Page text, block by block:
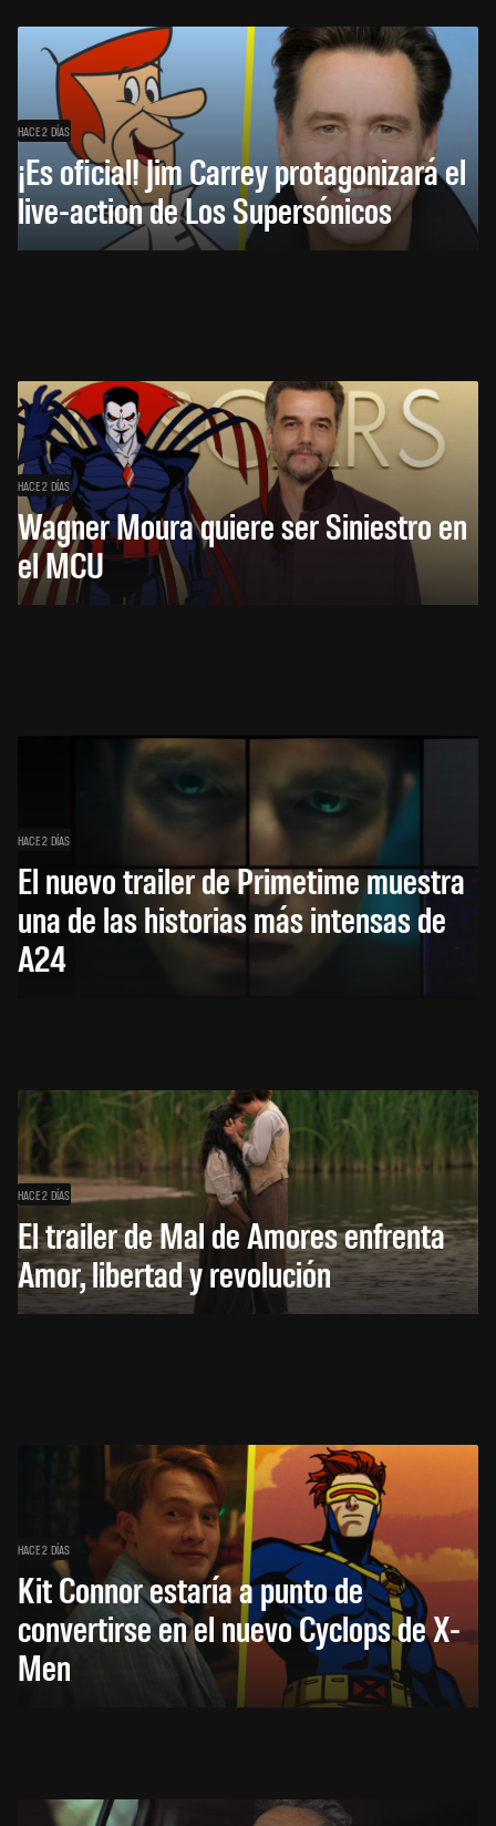
HACE 2 DÍAS
¡Es oficial! Jim Carrey protagonizará el
live-action de Los Supersónicos
HACE 2 DÍAS
Wagner Moura quiere ser Siniestro en
el MCU
HACE 2 DÍAS
El nuevo trailer de Primetime muestra
una de las historias más intensas de
A24
HACE 2 DÍAS
El trailer de Mal de Amores enfrenta
Amor, libertad y revolución
HACE 2 DÍAS
Kit Connor estaría a punto de
convertirse en el nuevo Cyclops de X-
Men